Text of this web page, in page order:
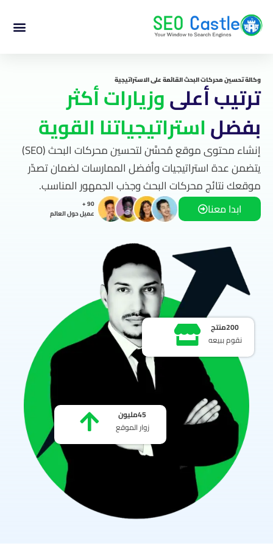
وكالة تحسين محركات البحث القائمة على الاستراتيجية
ترتيب أعلىوزيارات أكثر
بفضلاستراتيجياتنا القوية
إنشاء محتوى موقع مُحسَّن لتحسين محركات البحث (SEO)
يتضمن عدة استراتيجيات وأفضل الممارسات لضمان تصدّر
موقعك نتائج محركات البحث وجذب الجمهور المناسب.
ابدا معنا
90 +
عميل حول العالم
نقوم ببيعه
200منتج
زوار الموقع
45مليون